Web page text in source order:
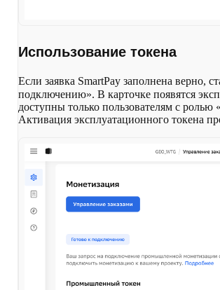
Использование токена
Если заявка SmartPay заполнена верно,
подключению». В карточке появятся
доступны только пользователям с
Активация эксплуатационного токена